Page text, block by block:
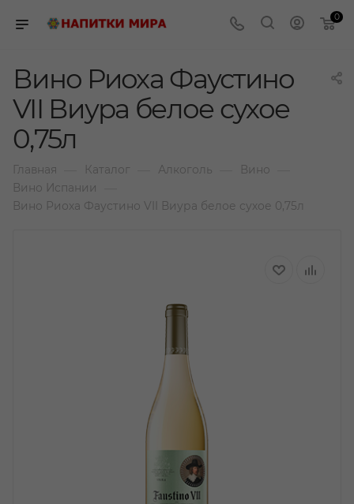
0
Вино Риоха Фаустино
VII Виура белое сухое
0,75л
Главная Каталог Алкоголь Вино
Вино Испании
Вино Риоха Фаустино VII Виура белое сухое 0,75л